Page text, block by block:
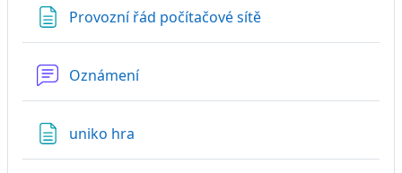
Provozní řád počítačové sítěStránka
Oznámení
uniko hra